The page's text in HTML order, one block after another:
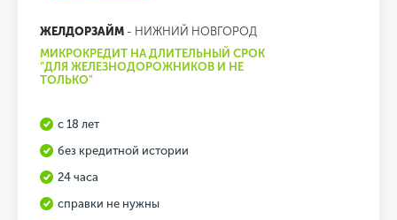
ЖЕЛДОРЗАЙМ - НИЖНИЙ НОВГОРОД
МИКРОКРЕДИТ НА ДЛИТЕЛЬНЫЙ СРОК
"ДЛЯ ЖЕЛЕЗНОДОРОЖНИКОВ И НЕ
ТОЛЬКО"
с 18 лет
без кредитной истории
24 часа
справки не нужны